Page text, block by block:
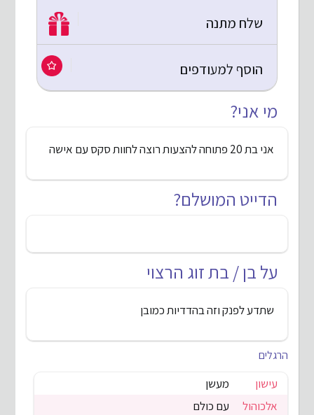
שלח מתנה
הוסף למעודפים
מי אני?
אני בת 20 פתוחה להצעות רוצה לחוות סקס עם אישה
הדייט המושלם?
על בן / בת זוג הרצוי
שתדע לפנק וזה בהדדיות כמובן
הרגלים
עישון
מעשן
אלכוהול
עם כולם